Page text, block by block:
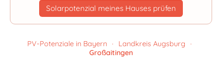
Solarpotenzial meines Hauses prüfen
PV-Potenziale in Bayern · Landkreis Augsburg
·
Großaitingen